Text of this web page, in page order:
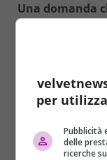
Una domanda
trova riscontro
pedalare su
condizione che
ondulata. Ve lo
YouTube di
tranquillamente
quadrate.
per
Pubblicità
delle
ricerche